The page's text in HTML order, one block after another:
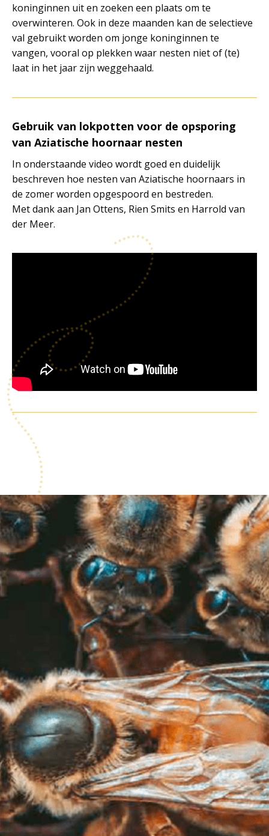
koninginnen uit en zoeken een plaats om te
overwinteren. Ook in deze maanden kan de selectieve
val gebruikt worden om jonge koninginnen te
vangen, vooral op plekken waar nesten niet of (te)
laat in het jaar zijn weggehaald.
Gebruik van lokpotten voor de opsporing
van Aziatische hoornaar nesten
In onderstaande video wordt goed en duidelijk
beschreven hoe nesten van Aziatische hoornaars in
de zomer worden opgespoord en bestreden.
Met dank aan Jan Ottens, Rien Smits en Harrold van
der Meer.